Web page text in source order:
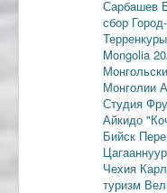
Сарбашев
сбор
Терренкуры
Mongolia
Монголии
Студия
Айкидо
Бийск
Цагааннуур
Чехия
туризм